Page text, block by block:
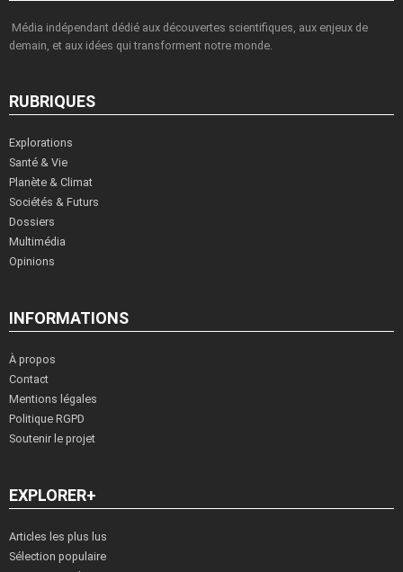
Média indépendant dédié aux découvertes scientifiques, aux enjeux de
demain, et aux idées qui transforment notre monde.
RUBRIQUES
Explorations
Santé & Vie
Planète & Climat
Sociétés & Futurs
Dossiers
Multimédia
Opinions
INFORMATIONS
À propos
Contact
Mentions légales
Politique RGPD
Soutenir le projet
EXPLORER+
Articles les plus lus
Sélection populaire